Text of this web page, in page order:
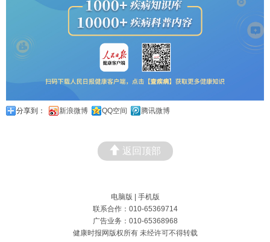
分享到： 新浪微博 QQ空间 腾讯微博
返回顶部
电脑版
手机版
联系合作：010-65369714
广告业务：010-65368968
健康时报网版权所有 未经许可不得转载